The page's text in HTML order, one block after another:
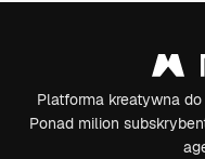
Platforma kreatywna
Ponad milion